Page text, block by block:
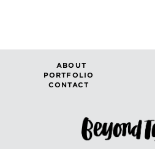
ABOUT
PORTFOLIO
CONTACT